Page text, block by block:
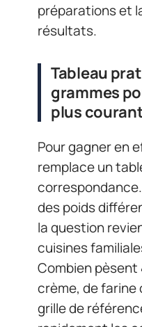
préparations et
résultats.
Tableau
grammes
plus
Pour gagner en
remplace un
des poids
la question
cuisines
Combien pèsent
crème, de farine
grille de